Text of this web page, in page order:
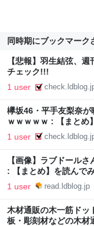
同時期にブックマーク
【悲報】羽生結弦、
チェック!!!
1 user
欅坂46・平手友梨奈
ｗｗｗｗｗ : 【まとめ
1 user
【画像】ラブドール
: 【まとめ】を読んで
1 user read.ldblog.jp
木材通販の木一筋ドッ
板・彫刻材などの木材